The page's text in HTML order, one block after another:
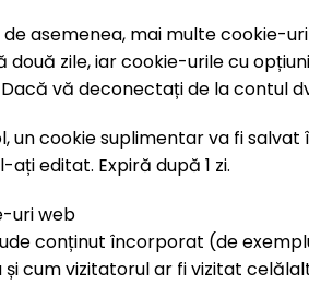
asemenea, mai multe cookie-
zile, iar cookie-urile cu
vă deconectați de la contul
un cookie suplimentar va fi
editat. Expiră după 1 zi.
uri web
conținut încorporat (de
cum vizitatorul ar fi vizitat